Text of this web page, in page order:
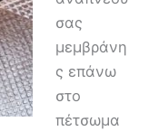
σας
μεμβράνη
ς επάνω
στο
πέτσωμα